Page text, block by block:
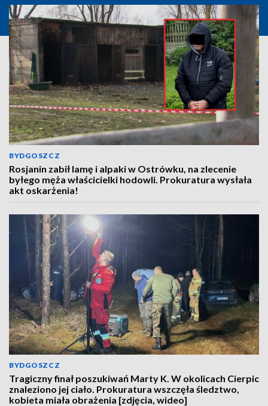
BYDGOSZCZ
Rosjanin zabił lamę i alpaki w Ostrówku, na zlecenie
byłego męża właścicielki hodowli. Prokuratura wysłała
akt oskarżenia!
BYDGOSZCZ
Tragiczny finał poszukiwań Marty K. W okolicach Cierpic
znaleziono jej ciało. Prokuratura wszczęła śledztwo,
kobieta miała obrażenia [zdjęcia, wideo]